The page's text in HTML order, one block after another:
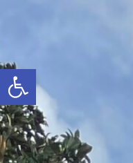
Ouvrir la barre d’outils
contenu